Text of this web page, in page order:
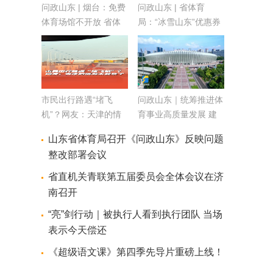
问政山东 | 烟台：免费
体育场馆不开放 省体
育局：督促跟踪 依规
处理
问政山东 | 省体育
局：“冰雪山东”优惠券
既要发好也要用好
市民出行路遇“堵飞
机”？网友：天津的情
问政山东｜统筹推进体
育事业高质量发展 建
山东省体育局召开《问政山东》反映问题
整改部署会议
省直机关青联第五届委员会全体会议在济
南召开
“亮”剑行动｜被执行人看到执行团队 当场
表示今天偿还
《超级语文课》第四季先导片重磅上线！